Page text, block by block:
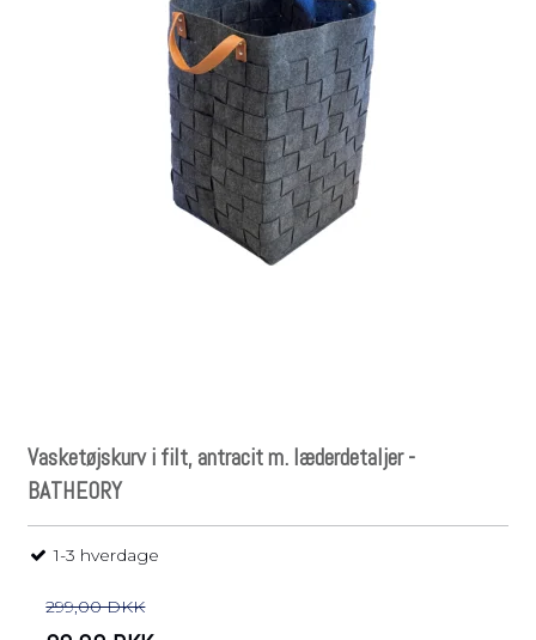
Vasketøjskurv i filt, antracit m. læderdetaljer -
BATHEORY
1-3 hverdage
299,00 DKK